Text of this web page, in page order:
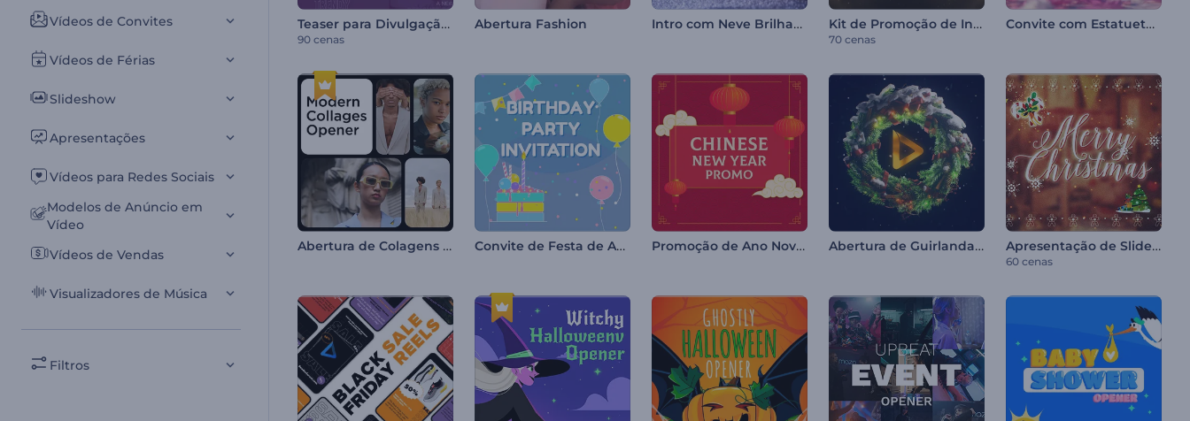
Vídeos de Convites
Vídeos de Férias
Slideshow
Apresentações
Vídeos para Redes Sociais
Modelos de Anúncio em
Vídeo
Vídeos de Vendas
Visualizadores de Música
Filtros
Teaser para Divulgação de Eventos
90 cenas
Abertura Fashion Intro com Neve Brilhante Kit de Promoção de Indicação para Prêmios
70 cenas
Convite com Estatuetas de Casamento
Abertura de Colagens Modernas Convite de Festa de Aniversário Promoção de Ano Novo Chinês Abertura de Guirlanda de Natal Apresentação de Slides de Natal
60 cenas